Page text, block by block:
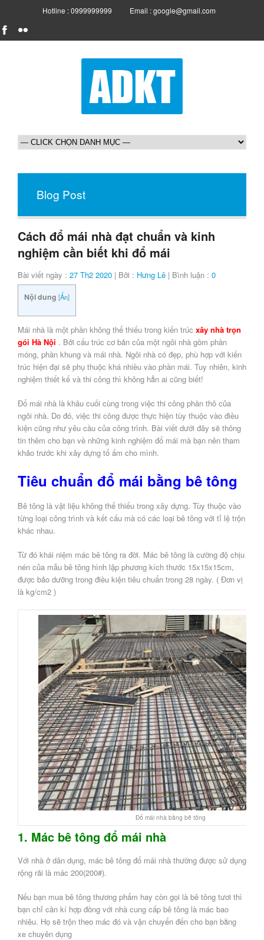
Hotline : 0999999999 Email : google@gmail.com
Blog Post
Cách đổ mái nhà đạt chuẩn và kinh
nghiệm cần biết khi đổ mái
Bài viết ngày : 27 Th2 2020 | Bởi : Hưng Lê | Bình luận : 0
Nội dung [Ẩn]
Mái nhà là một phần không thể thiếu trong kiến trúc xây nhà trọn
gói Hà Nội . Bởi cấu trúc cơ bản của một ngôi nhà gồm phần
móng, phần khung và mái nhà. Ngôi nhà có đẹp, phù hợp với kiến
trúc hiện đại sẽ phụ thuộc khá nhiều vào phần mái. Tuy nhiên, kinh
nghiệm thiết kế và thi công thì không hẳn ai cũng biết!
Đổ mái nhà là khâu cuối cùng trong việc thi công phần thô của
ngôi nhà. Do đó, việc thi công được thực hiện tùy thuộc vào điều
kiện cũng như yêu cầu của công trình. Bài viết dưới đây sẽ thông
tin thêm cho bạn về những kinh nghiệm đổ mái mà bạn nên tham
khảo trước khi xây dựng tổ ấm cho mình.
Tiêu chuẩn đổ mái bằng bê tông
Bê tông là vật liệu không thể thiếu trong xây dựng. Tùy thuộc vào
từng loại công trình và kết cấu mà có các loại bê tông với tỉ lệ trộn
khác nhau.
Từ đó khái niệm mác bê tông ra đời. Mác bê tông là cường độ chịu
nén của mẫu bê tông hình lập phương kích thước 15x15x15cm,
được bảo dưỡng trong điều kiện tiêu chuẩn trong 28 ngày. ( Đơn vị
là kg/cm2 )
Đổ mái nhà bằng bê tông
1. Mác bê tông đổ mái nhà
Với nhà ở dân dụng, mác bê tông đổ mái nhà thường được sử dụng
rộng rãi là mác 200(200#).
Nếu bạn mua bê tông thương phẩm hay còn gọi là bê tông tươi thì
bạn chỉ cần kí hợp đồng với nhà cung cấp bê tông là mác bao
nhiêu. Họ sẽ trộn theo mác đó và vận chuyển đến cho bạn bằng
xe chuyên dụng